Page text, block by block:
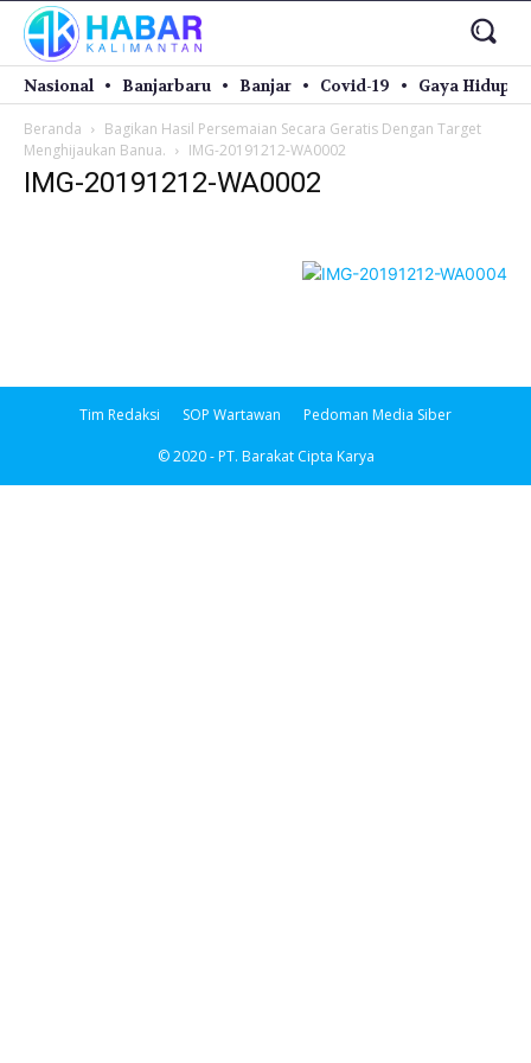
Nasional Banjarbaru Banjar Covid-19 Gaya Hidup
Beranda
Bagikan Hasil Persemaian Secara Geratis Dengan Target
Menghijaukan Banua.
IMG-20191212-WA0002
IMG-20191212-WA0002
Tim Redaksi SOP Wartawan Pedoman Media Siber
© 2020 - PT. Barakat Cipta Karya